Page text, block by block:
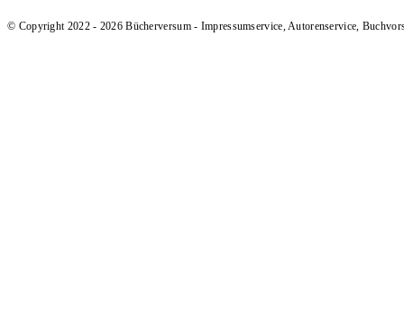
© Copyright 2022 - 2026 Bücherversum - Impressumservice, Autorenservice,